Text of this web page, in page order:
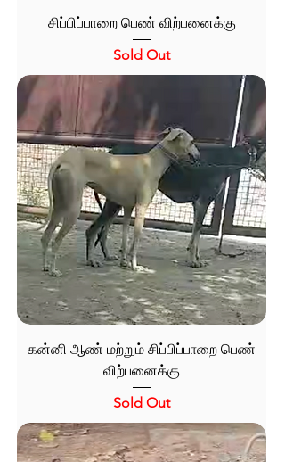
சிப்பிப்பாறை பெண் விற்பனைக்கு
Sold Out
கன்னி ஆண் மற்றும் சிப்பிப்பாறை பெண்
விற்பனைக்கு
Sold Out